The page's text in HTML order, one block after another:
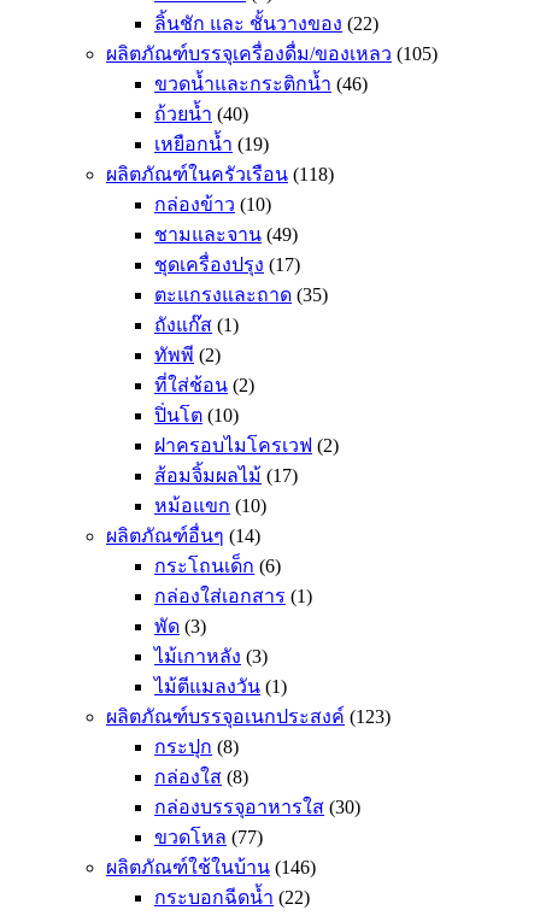
ลิ้นชัก และ ชั้นวางของ (22)
ผลิตภัณฑ์บรรจุเครื่องดื่ม/ของเหลว (105)
ขวดน้ำและกระติกน้ำ (46)
ถ้วยน้ำ (40)
เหยือกน้ำ (19)
ผลิตภัณฑ์ในครัวเรือน (118)
กล่องข้าว (10)
ชามและจาน (49)
ชุดเครื่องปรุง (17)
ตะแกรงและถาด (35)
ถังแก๊ส (1)
ทัพพี (2)
ที่ใส่ช้อน (2)
ปิ่นโต (10)
ฝาครอบไมโครเวฟ (2)
ส้อมจิ้มผลไม้ (17)
หม้อแขก (10)
ผลิตภัณฑ์อื่นๆ (14)
กระโถนเด็ก (6)
กล่องใส่เอกสาร (1)
พัด (3)
ไม้เกาหลัง (3)
ไม้ตีแมลงวัน (1)
ผลิตภัณฑ์บรรจุอเนกประสงค์ (123)
กระปุก (8)
กล่องใส (8)
กล่องบรรจุอาหารใส (30)
ขวดโหล (77)
ผลิตภัณฑ์ใช้ในบ้าน (146)
กระบอกฉีดน้ำ (22)